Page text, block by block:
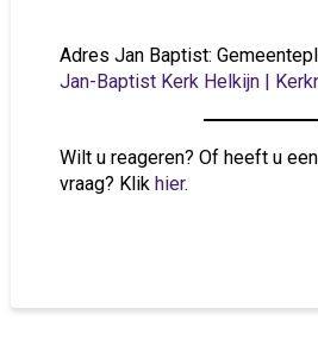
Adres Jan Baptist:
Jan-Baptist Kerk Helkijn |
Wilt u reageren? Of heeft u
vraag? Klik hier.